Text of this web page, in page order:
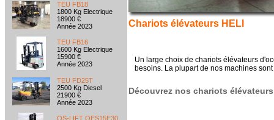
TEU FB18
1800 Kg Electrique
18900 €
Année 2023
TEU FB16
1600 Kg Electrique
15900 €
Année 2023
TEU FD25T
2500 Kg Diesel
21900 €
Année 2023
QS-LIFT QES15E30
Chariots élévateurs HELI
Un large choix de chariots élévateurs
besoins. La plupart de nos machines
Découvrez nos chariots